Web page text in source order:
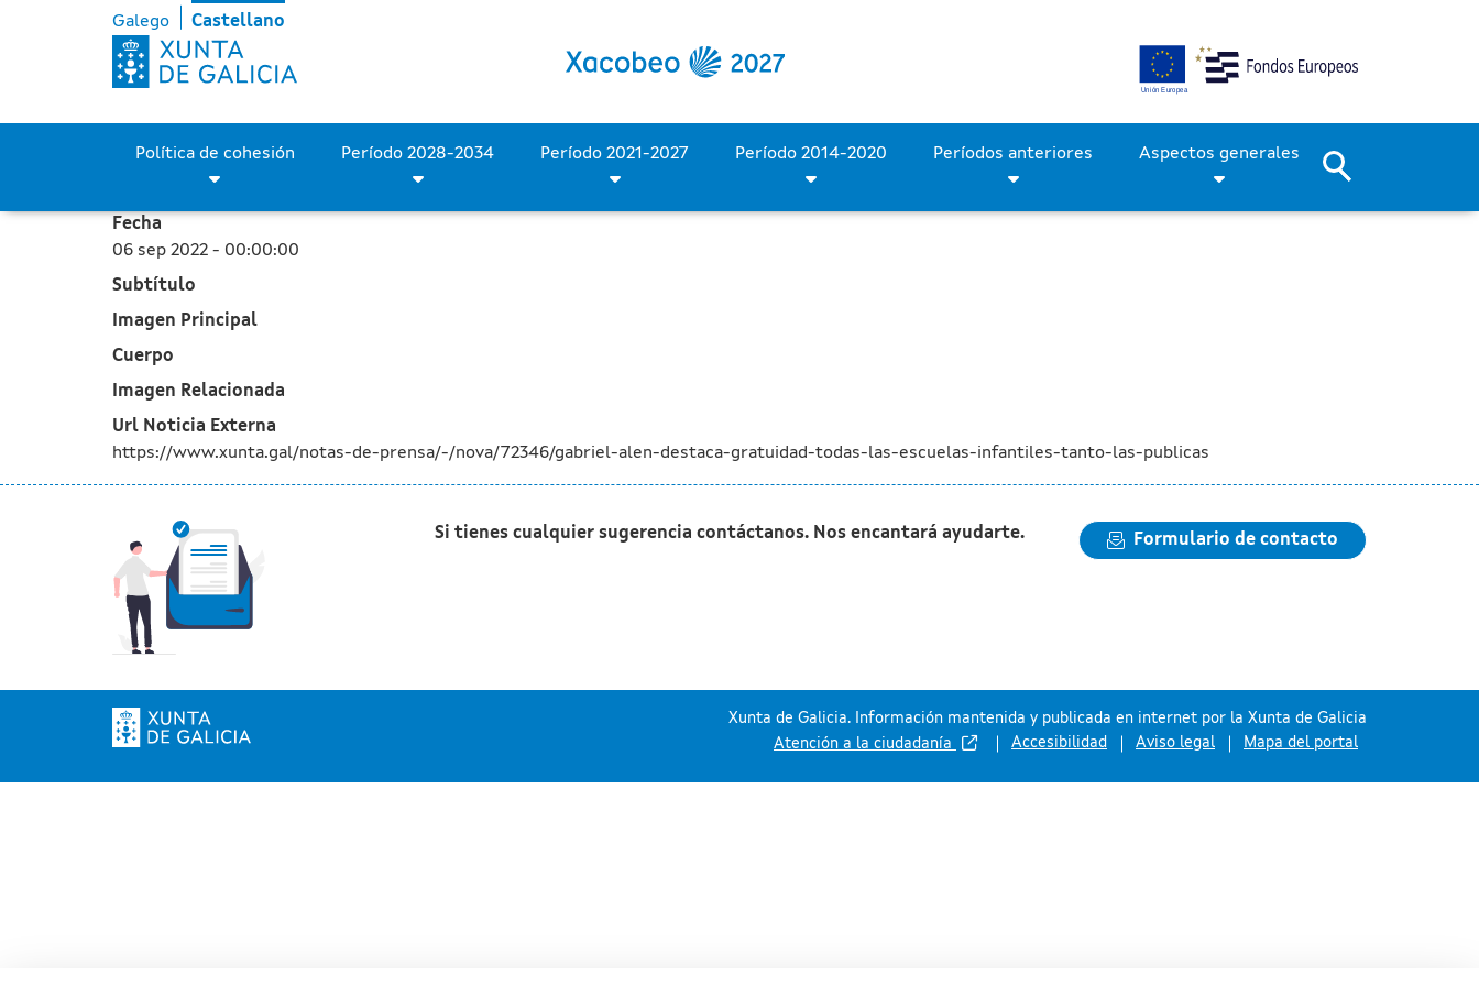
Gabriel Alén destaca la gratuidad de todas las escuelas infantiles, tanto las
Saltar al contenido principal
Galego Castellano
Fecha
06 sep 2022 - 00:00:00
Subtítulo
Imagen Principal
Cuerpo
Imagen Relacionada
Url Noticia Externa
https://www.xunta.gal/notas-de-prensa/-/nova/72346/gabriel-alen-destaca-gratuidad-todas-las-escuelas-infantiles-tanto-las-publicas
Si tienes cualquier sugerencia contáctanos. Nos encantará ayudarte. Formulario de contacto
Xunta de Galicia. Información mantenida y publicada en internet por la Xunta de Galicia
Atención a la ciudadanía
Accesibilidad Aviso legal Mapa del portal